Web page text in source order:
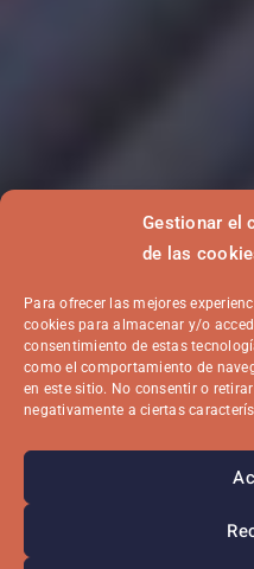
Gestionar el
de las
Para ofrecer las mejores
cookies para almacenar y/o
consentimiento de estas
como el comportamiento de
en este sitio. No consentir o
negativamente a ciertas